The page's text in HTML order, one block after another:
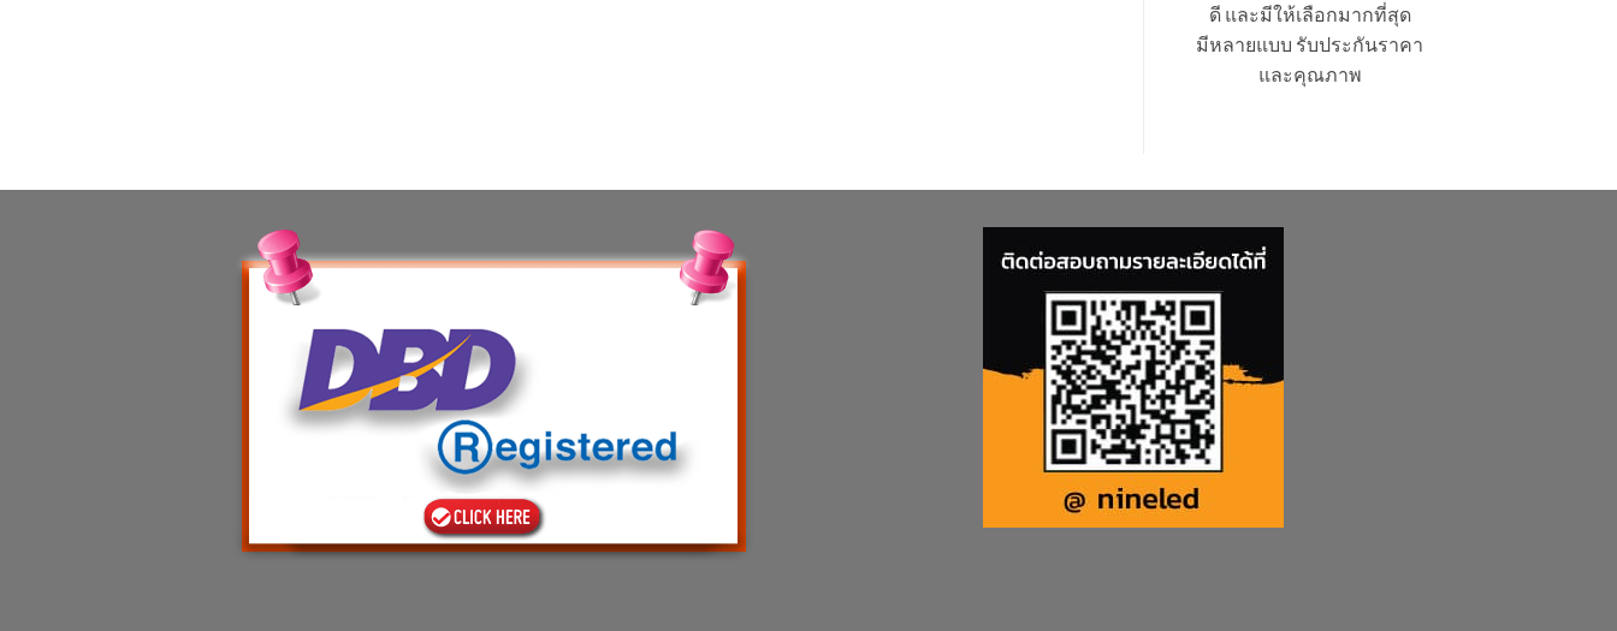
ดี และมีให้เลือกมากที่สุด
มีหลายแบบ รับประกันราคา
และคุณภาพ